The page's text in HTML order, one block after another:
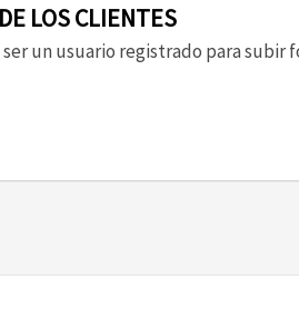
LOS CLIENTES
un usuario registrado para subir